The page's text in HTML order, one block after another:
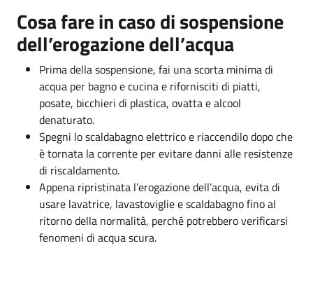
Cosa fare in caso di sospensione
dell’erogazione dell’acqua
Prima della sospensione, fai una scorta minima di
acqua per bagno e cucina e rifornisciti di piatti,
posate, bicchieri di plastica, ovatta e alcool
denaturato.
Spegni lo scaldabagno elettrico e riaccendilo dopo che
è tornata la corrente per evitare danni alle resistenze
di riscaldamento.
Appena ripristinata l’erogazione dell’acqua, evita di
usare lavatrice, lavastoviglie e scaldabagno fino al
ritorno della normalità, perché potrebbero verificarsi
fenomeni di acqua scura.